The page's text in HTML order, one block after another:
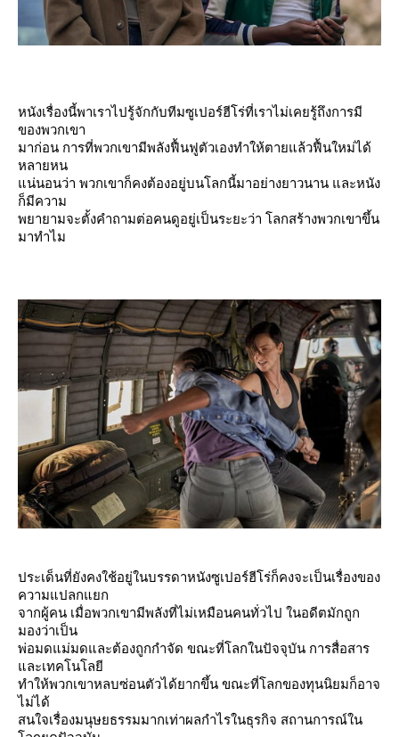
หนังเรื่องนี้พาเราไปรู้จักกับทีมซูเปอร์ฮีโร่ที่เราไม่เคยรู้ถึงการมี
ของพวกเขา
มาก่อน การที่พวกเขามีพลังฟื้นฟูตัวเองทำให้ตายแล้วฟื้นใหม่ได้
หลายหน
น่นอนว่า พวกเขาก็คงต้องอยู่บนโลกนี้มาอย่างยาวนาน และหนัง
ก็มีความ
พยายามจะตั้งคำถามต่อคนดูอยู่เป็นระยะว่า โลกสร้างพวกเขาขึ้น
มาทำไม
ประเด็นที่ยังคงใช้อยู่ในบรรดาหนังซูเปอร์ฮีโร่ก็คงจะเป็นเรื่องของ
ความแปลกแยก
จากผู้คน เมื่อพวกเขามีพลังที่ไม่เหมือนคนทั่วไป ในอดีตมักถูก
มองว่าเป็น
พ่อมดแม่มดและต้องถูกกำจัด ขณะที่โลกในปัจจุบัน การสื่อสาร
ละเทคโนโลยี
ทำให้พวกเขาหลบซ่อนตัวได้ยากขึ้น ขณะที่โลกของทุนนิยมก็อาจ
ไม่ได้
สนใจเรื่องมนุษยธรรมมากเท่าผลกำไรในธุรกิจ สถานการณ์ใน